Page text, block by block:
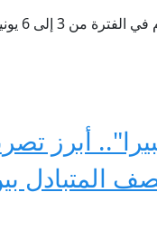
من 3 إلى 6 يونيو.
أبرز
المتبادل